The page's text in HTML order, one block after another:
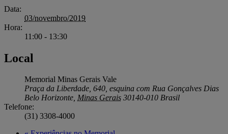
Data:
03/novembro/2019
Hora:
11:00 - 13:30
Local
Memorial Minas Gerais Vale
Praça da Liberdade, 640, esquina com Rua Gonçalves Dias
Belo Horizonte, Minas Gerais 30140-010 Brasil
Telefone:
(31) 3308-4000